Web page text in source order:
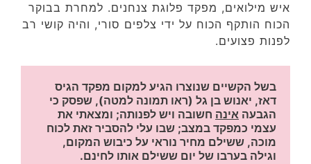
איש מילואים, מפקד פלוגת צנחנים. למחרת בבוקר
הכוח הותקף הכוח על ידי צלפים סורי, והיה קושי רב
לפנות פצועים.
הגבעה אינה
וגילה בערבו של יום ששילם אותו לחינם.